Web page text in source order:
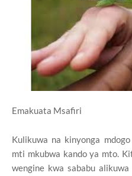
Emakuata Msafiri
Kulikuwa na kinyonga
mti mkubwa kando ya mto.
wengine kwa sababu